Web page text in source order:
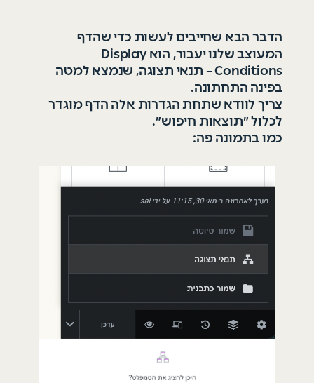
הדבר הבא שחייבים לעשות כדי שהדף
המעוצב שלנו יעבור, הוא Display
Conditions – תנאי תצוגה, שנמצא למטה
בפינה התחתונה.
צריך לוודא שתחת הגדרות אלה הדף מוגדר
לכלול ״תוצאות חיפוש״.
כמו בתמונה פה: